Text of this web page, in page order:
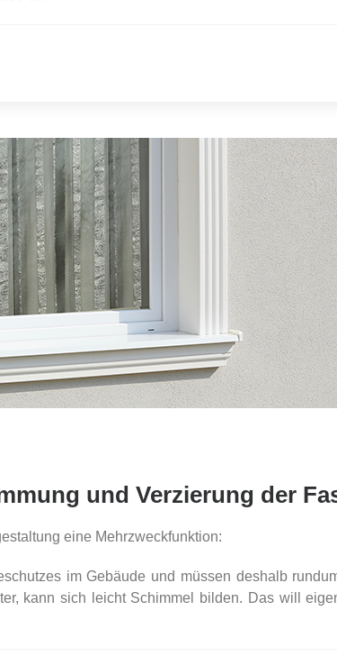
und Verzierung der
eine Mehrzweckfunktion:
im Gebäude und müssen deshalb
kann sich leicht Schimmel bilden. Das will